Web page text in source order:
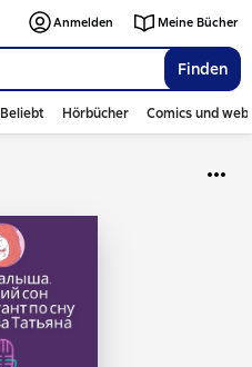
Finden
Anmelden Meine Bücher
Beliebt Hörbücher Comics und